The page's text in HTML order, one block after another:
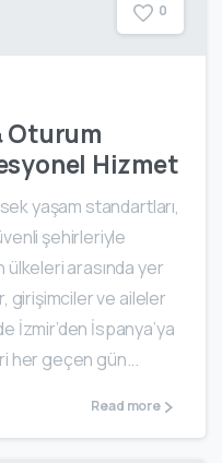
0
Oturum
Hizmet
yaşam standartları,
şehirleriyle
ülkeleri arasında yer
girişimciler ve aileler
İzmir’den İspanya’ya
her geçen gün...
Read more